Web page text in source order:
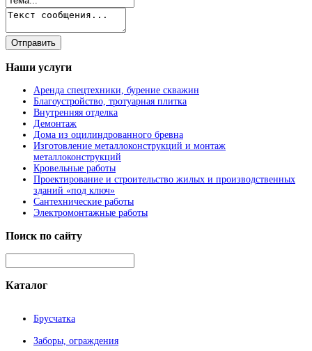
Наши услуги
Аренда спецтехники, бурение скважин
Благоустройство, тротуарная плитка
Внутренняя отделка
Демонтаж
Дома из оцилиндрованного бревна
Изготовление металлоконструкций и монтаж
металлоконструкций
Кровельные работы
Проектирование и строительство жилых и производственных
зданий «под ключ»
Сантехнические работы
Электромонтажные работы
Поиск по сайту
Каталог
Брусчатка
Заборы, ограждения